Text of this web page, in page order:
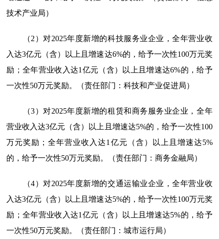
技术产业局）
（2）对2025年度新增的科技服务业企业，全年营业收
入达3亿元（含）以上且增速达6%的，给予一次性100万元奖
励；全年营业收入达1亿元（含）以上且增速达6%的，给予
一次性50万元奖励。（责任部门：科技和产业促进局）
（3）对2025年度新增的租赁和商务服务业企业，全年
营业收入达3亿元（含）以上且增速达5%的，给予一次性100
万元奖励；全年营业收入达1亿元（含）以上且增速达5%
的，给予一次性50万元奖励。（责任部门：商务金融局）
（4）对2025年度新增的交通运输业企业，全年营业收
入达3亿元（含）以上且增速达5%的，给予一次性100万元奖
励；全年营业收入达1亿元（含）以上且增速达5%的，给予
一次性50万元奖励。（责任部门：城市运行局）